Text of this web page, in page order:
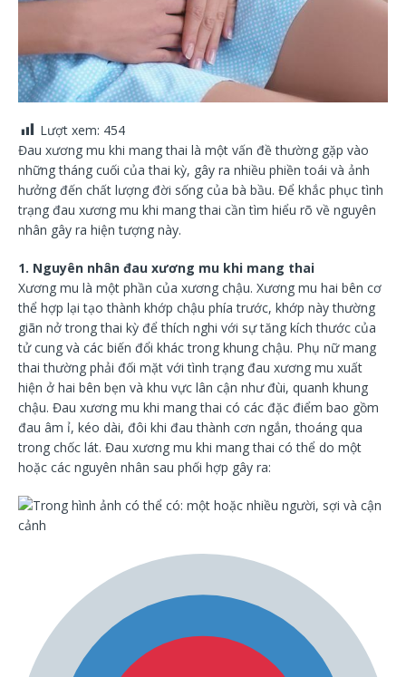
Lượt xem: 454
Đau xương mu khi mang thai là một vấn đề thường gặp vào
những tháng cuối của thai kỳ, gây ra nhiều phiền toái và ảnh
hưởng đến chất lượng đời sống của bà bầu. Để khắc phục tình
trạng đau xương mu khi mang thai cần tìm hiểu rõ về nguyên
nhân gây ra hiện tượng này.
1. Nguyên nhân đau xương mu khi mang thai
Xương mu là một phần của xương chậu. Xương mu hai bên cơ
thể hợp lại tạo thành khớp chậu phía trước, khớp này thường
giãn nở trong thai kỳ để thích nghi với sự tăng kích thước của
tử cung và các biến đổi khác trong khung chậu. Phụ nữ mang
thai thường phải đối mặt với tình trạng đau xương mu xuất
hiện ở hai bên bẹn và khu vực lân cận như đùi, quanh khung
chậu. Đau xương mu khi mang thai có các đặc điểm bao gồm
đau âm ỉ, kéo dài, đôi khi đau thành cơn ngắn, thoáng qua
trong chốc lát. Đau xương mu khi mang thai có thể do một
hoặc các nguyên nhân sau phối hợp gây ra: